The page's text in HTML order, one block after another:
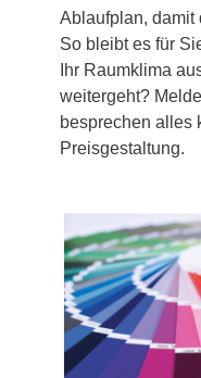
Ablaufplan, damit
So bleibt es für
Ihr Raumklima
weitergeht?
besprechen alles
Preisgestaltung.